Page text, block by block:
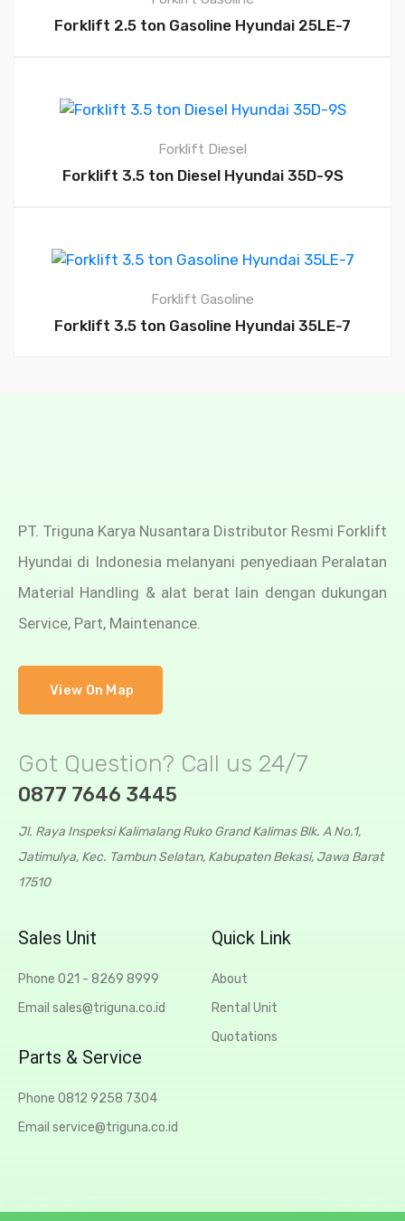
Forklift 2.5 ton Gasoline Hyundai 25LE-7
Forklift Diesel
Forklift 3.5 ton Diesel Hyundai 35D-9S
Forklift Gasoline
Forklift 3.5 ton Gasoline Hyundai 35LE-7
PT. Triguna Karya Nusantara Distributor Resmi Forklift
Hyundai di Indonesia melanyani penyediaan Peralatan
Material Handling & alat berat lain dengan dukungan
Service, Part, Maintenance.
View On Map
Got Question? Call us 24/7
0877 7646 3445
Jl. Raya Inspeksi Kalimalang Ruko Grand Kalimas Blk. A No.1,
Jatimulya, Kec. Tambun Selatan, Kabupaten Bekasi, Jawa Barat
17510
Sales Unit
Phone 021 - 8269 8999
Email sales@triguna.co.id
Parts & Service
Phone 0812 9258 7304
Email service@triguna.co.id
Quick Link
About
Rental Unit
Quotations